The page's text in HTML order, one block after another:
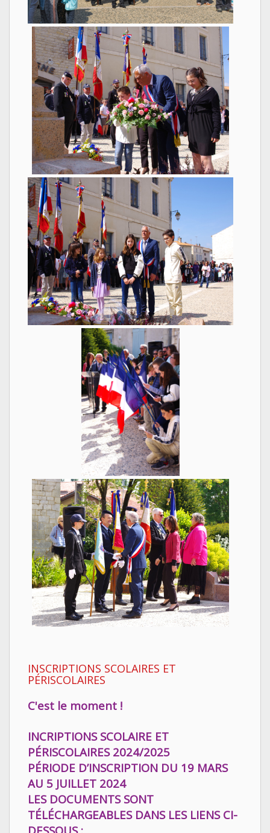
INSCRIPTIONS SCOLAIRES ET
PÉRISCOLAIRES
C'est le moment !
INCRIPTIONS SCOLAIRE ET
PÉRISCOLAIRES 2024/2025
PÉRIODE D’INSCRIPTION DU 19 MARS
AU 5 JUILLET 2024
LES DOCUMENTS SONT
TÉLÉCHARGEABLES DANS LES LIENS CI-